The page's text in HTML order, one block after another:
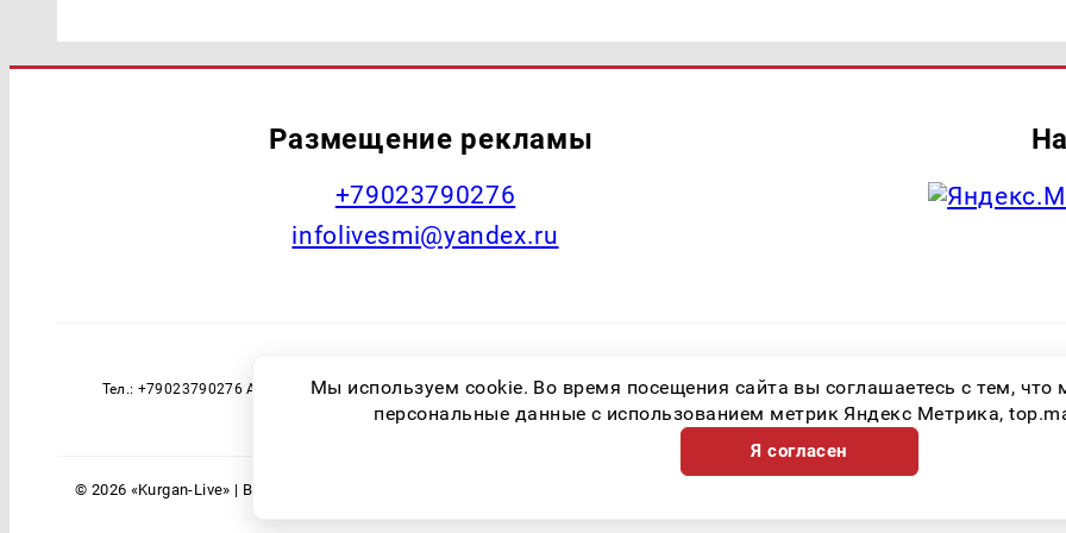
Размещение рекламы
+79023790276
infolivesmi@yandex.ru
Тел.: +79023790276 Адрес эл. почты: infolivesmi@yandex.ru Знак информационной продукции: 16+ Зарегистрировавший орган:
технологий и массовых коммуникаций (Роскомнадзор) Регистрационный номер СМИ ЭЛ № ФС
© 2026 «Kurgan-Live» | Все права защищены
Мы используем cookie. Во время посещения сайта вы соглашаетесь с тем,
персональные данные с использованием метрик Яндекс Метрика,
Я согласен